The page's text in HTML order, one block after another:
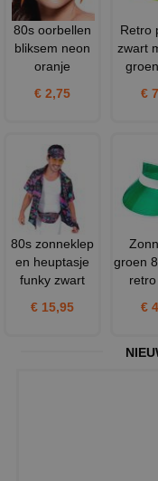
80s oorbellen
bliksem neon
oranje
€ 2,75
Retro
zwart
€
80s zonneklep
en heuptasje
funky zwart
€ 15,95
groen
€